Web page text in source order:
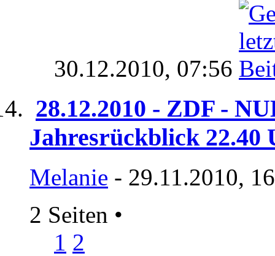
30.12.2010, 07:56
28.12.2010 - ZDF -
Jahresrückblick 22.40
Melanie - 29.11.2010,
2 Seiten •
1 2